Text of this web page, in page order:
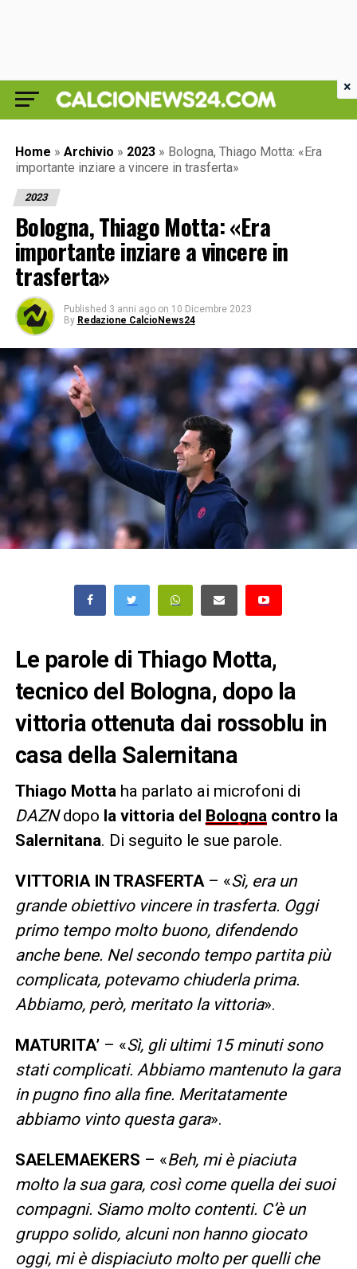
Home » Archivio » 2023 » Bologna, Thiago Motta: «Era
importante inziare a vincere in trasferta»
2023
Bologna, Thiago Motta: «Era
importante inziare a vincere in
trasferta»
Published 3 anni ago on 10 Dicembre 2023
By Redazione CalcioNews24
Le parole di Thiago Motta,
tecnico del Bologna, dopo la
vittoria ottenuta dai rossoblu in
casa della Salernitana
Thiago Motta ha parlato ai microfoni di
DAZNdopo la vittoria del Bologna contro la
Salernitana. Di seguito le sue parole.
VITTORIA IN TRASFERTA – «Sì, era un
grande obiettivo vincere in trasferta. Oggi
primo tempo molto buono, difendendo
anche bene. Nel secondo tempo partita più
complicata, potevamo chiuderla prima.
Abbiamo, però, meritato la vittoria».
MATURITA’ – «Sì, gli ultimi 15 minuti sono
stati complicati. Abbiamo mantenuto la gara
in pugno fino alla fine. Meritatamente
abbiamo vinto questa gara».
SAELEMAEKERS – «Beh, mi è piaciuta
molto la sua gara, così come quella dei suoi
compagni. Siamo molto contenti. C’è un
gruppo solido, alcuni non hanno giocato
oggi, mi è dispiaciuto molto per quelli che
×